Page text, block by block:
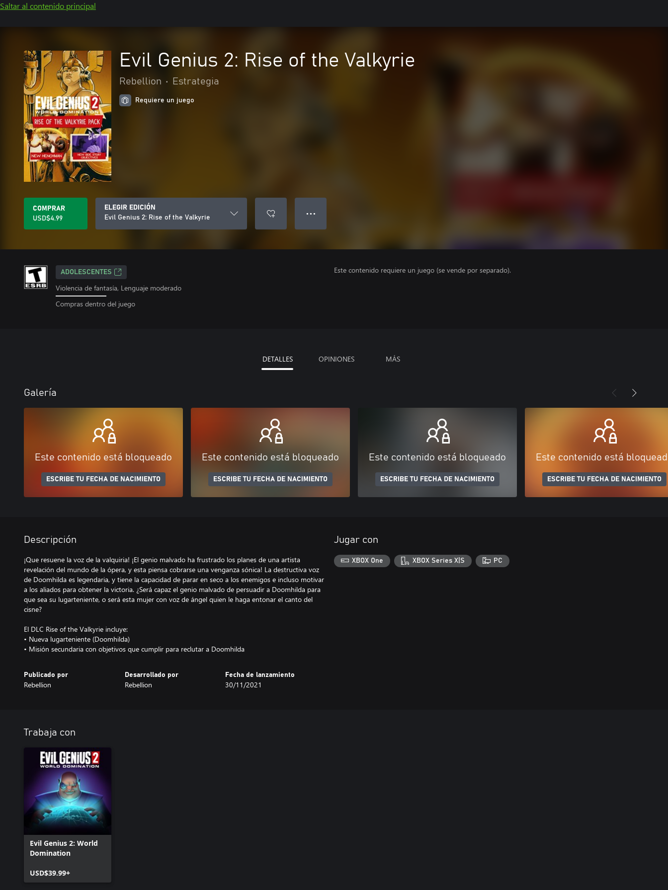
Saltar al contenido principal
Evil Genius 2: Rise of the Valkyrie
Rebellion • Estrategia
Requiere un juego
COMPRAR
USD$4.99
ELEGIR EDICIÓN
Evil Genius 2: Rise of the Valkyrie
● ● ●
ADOLESCENTES
Violencia de fantasía, Lenguaje moderado
Compras dentro del juego
Este contenido requiere un juego (se vende por separado).
DETALLES OPINIONES MÁS
Galería
Este contenido está bloqueado
ESCRIBE TU FECHA DE NACIMIENTO
Este contenido está bloqueado
ESCRIBE TU FECHA DE NACIMIENTO
Este contenido está bloqueado
ESCRIBE TU FECHA DE NACIMIENTO
Este contenido está
ESCRIBE TU FECHA DE NACIMIENTO
Descripción
¡Que resuene la voz de la valquiria! ¡El genio malvado ha frustrado los planes de una artista
revelación del mundo de la ópera, y esta piensa cobrarse una venganza sónica! La destructiva voz
de Doomhilda es legendaria, y tiene la capacidad de parar en seco a los enemigos e incluso motivar
a los aliados para obtener la victoria. ¿Será capaz el genio malvado de persuadir a Doomhilda para
que sea su lugarteniente, o será esta mujer con voz de ángel quien le haga entonar el canto del
cisne?
El DLC Rise of the Valkyrie incluye:
• Nueva lugarteniente (Doomhilda)
• Misión secundaria con objetivos que cumplir para reclutar a Doomhilda
Publicado por
Rebellion
Desarrollado por
Rebellion
Fecha de lanzamiento
30/11/2021
Jugar con
XBOX One XBOX Series X|S PC
Trabaja con
Evil Genius 2: World
Domination
USD$39.99+